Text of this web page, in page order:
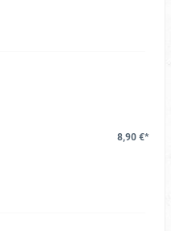
8,90 €*